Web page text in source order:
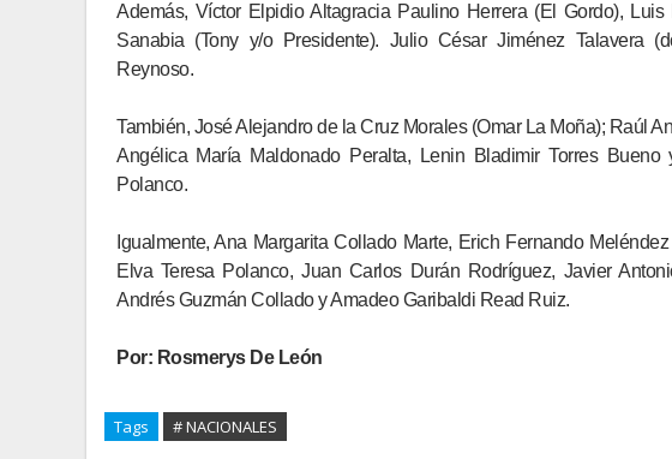
Además, Víctor Elpidio Altagracia Paulino Herrera (El Gordo),
Sanabia (Tony y/o Presidente). Julio César Jiménez Talavera
Reynoso.
También, José Alejandro de la Cruz Morales (Omar La Moña); Raúl
Angélica María Maldonado Peralta, Lenin Bladimir Torres
Polanco.
Igualmente, Ana Margarita Collado Marte, Erich Fernando
Elva Teresa Polanco, Juan Carlos Durán Rodríguez, Javier
Andrés Guzmán Collado y Amadeo Garibaldi Read Ruiz.
Por: Rosmerys De León
Tags # NACIONALES